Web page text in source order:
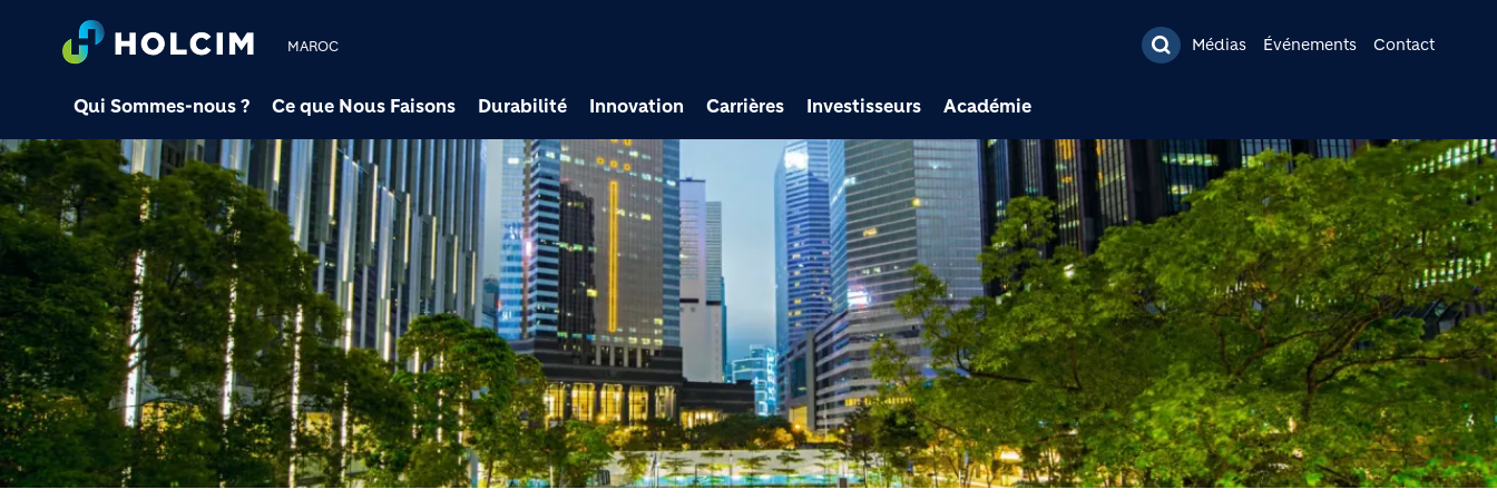
MAROC Médias Événements Contact
Qui Sommes-nous ? Ce que Nous Faisons Durabilité Innovation Carrières Investisseurs Académie